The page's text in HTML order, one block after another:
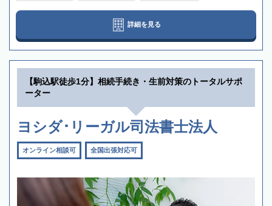
詳細を見る
【駒込駅徒歩1分】相続手続き・生前対策のトータルサポ
ーター
ヨシダ･リーガル司法書士法人
オンライン相談可 全国出張対応可